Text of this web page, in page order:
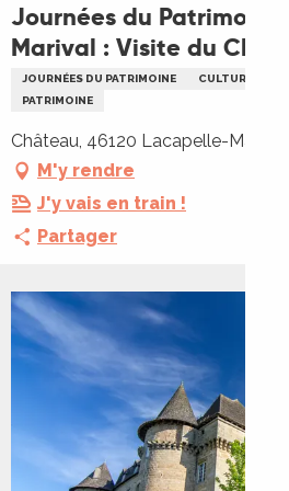
Journées du
Marival : Visite du
JOURNÉES DU PATRIMOINE CULTURELLE
PATRIMOINE
Château, 46120 Lacapelle-Marival
M'y rendre
J'y vais en train !
Partager